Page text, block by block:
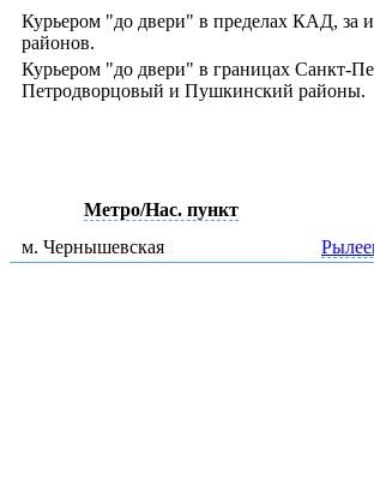
Курьером "до двери" в пределах КАД, за
районов.
Курьером "до двери" в границах Санкт-
Петродворцовый и Пушкинский районы.
Метро/Нас. пункт
м. Чернышевская